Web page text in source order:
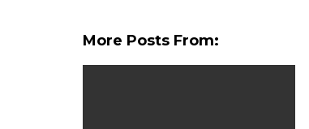
More Posts From: